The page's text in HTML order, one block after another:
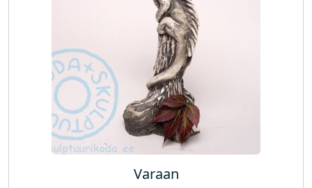
Varaan